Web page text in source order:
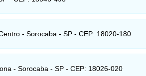
- Sorocaba - SP - CEP: 18020-180
- Sorocaba - SP - CEP: 18026-020